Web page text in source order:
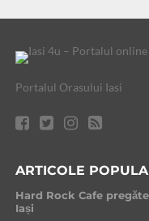
Portalul Orasului Iasi
ARTICOLE
Hard Rock Cafe
Iași